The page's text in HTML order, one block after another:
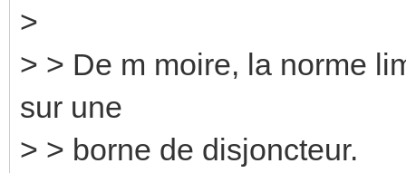
>
> > De m moire, la norme
sur une
> > borne de disjoncteur.